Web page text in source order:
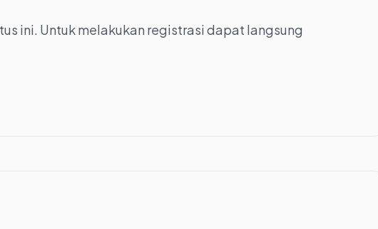
ini. Untuk melakukan registrasi dapat langsung